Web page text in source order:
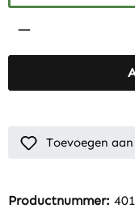
Product
Toevoegen
Productnummer: